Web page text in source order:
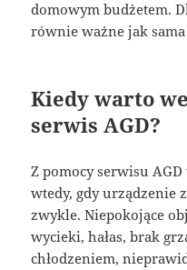
domowym budżetem.
równie ważne jak
Kiedy warto
serwis AGD?
Z pomocy serwisu
wtedy, gdy urządzenie
zwykle. Niepokojące
wycieki, hałas, brak
chłodzeniem,